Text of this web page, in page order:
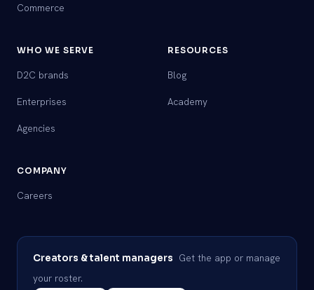
Commerce
WHO WE SERVE
D2C brands
Enterprises
Agencies
RESOURCES
Blog
Academy
COMPANY
Careers
Creators & talent managers Get the app or manage
your roster.